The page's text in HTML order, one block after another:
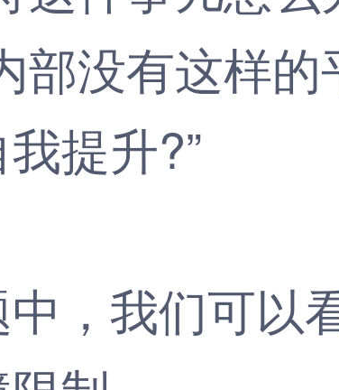
没有这样的
提升?”
我们可以